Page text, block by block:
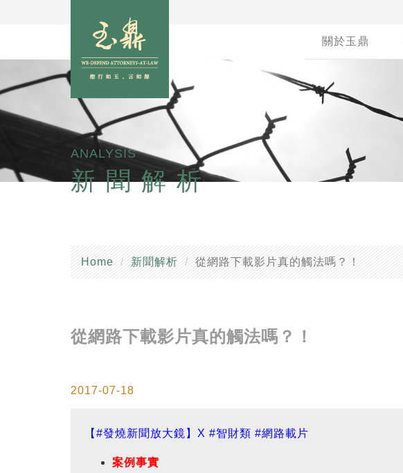
關於玉鼎
ANALYSIS
新聞解析
Home 新聞解析 從網路下載影片真的觸法嗎？！
從網路下載影片真的觸法嗎？！
2017-07-18
【#發燒新聞放大鏡】X #智財類 #網路載片
案例事實